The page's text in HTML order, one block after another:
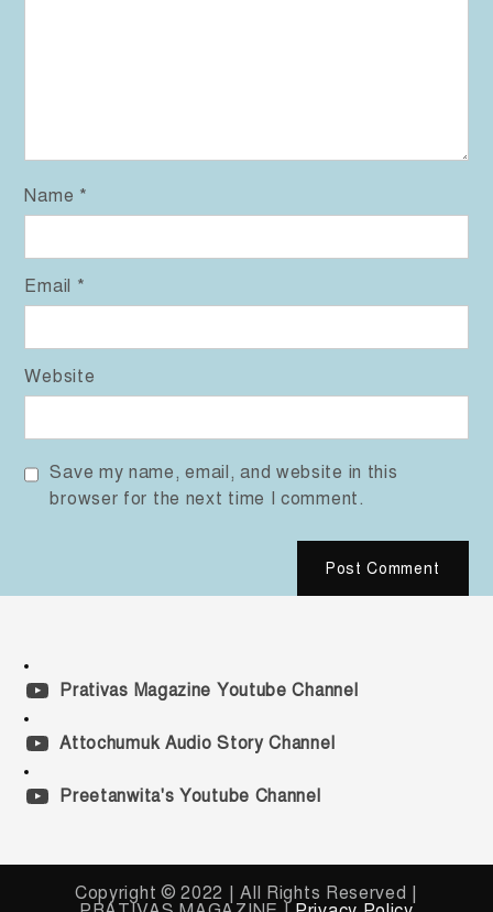
Name *
Email *
Website
Save my name, email, and website in this
browser for the next time I comment.
Prativas Magazine Youtube Channel
Attochumuk Audio Story Channel
Preetanwita's Youtube Channel
Copyright © 2022 | All Rights Reserved |